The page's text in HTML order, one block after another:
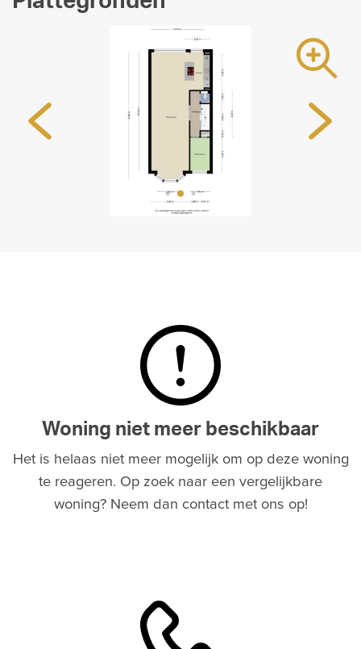
Woning niet meer beschikbaar
Het is helaas niet meer mogelijk om op deze woning
te reageren. Op zoek naar een vergelijkbare
woning? Neem dan contact met ons op!